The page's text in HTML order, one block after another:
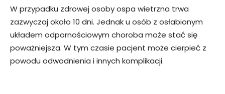
W przypadku zdrowej osoby ospa wietrzna trwa
zazwyczaj około 10 dni. Jednak u osób z osłabionym
układem odpornościowym choroba może stać się
poważniejsza. W tym czasie pacjent może cierpieć z
powodu odwodnienia i innych komplikacji.